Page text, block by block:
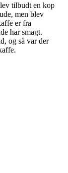
tilbudt en kop
men blev
er fra
har smagt.
og så var der